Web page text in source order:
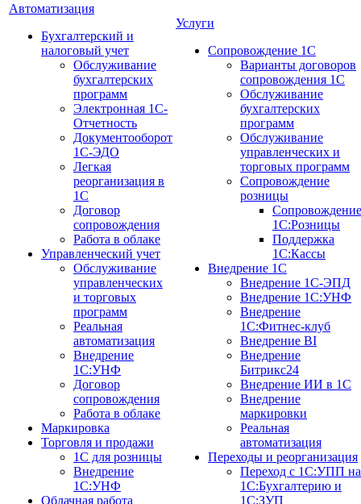
Автоматизация
Бухгалтерский и
налоговый учет
Обслуживание
бухгалтерских
программ
Электронная 1С-
Отчетность
Документооборот
1С-ЭДО
Легкая
реорганизация в
1С
Договор
сопровождения
Работа в облаке
Управленческий учет
Обслуживание
управленческих
и торговых
программ
Реальная
автоматизация
Внедрение
1С:УНФ
Договор
сопровождения
Работа в облаке
Маркировка
Торговля и продажи
1С для розницы
Внедрение
1С:УНФ
Облачная работа
Услуги
Сопровождение 1С
Варианты договоров
сопровождения 1С
Обслуживание
бухгалтерских
программ
Обслуживание
управленческих и
торговых программ
Сопровождение
розницы
Сопровождение
1С:Розницы
Поддержка
1С:Кассы
Внедрение 1С
Внедрение 1С-ЭПД
Внедрение 1С:УНФ
Внедрение
1С:Фитнес-клуб
Внедрение BI
Внедрение
Битрикс24
Внедрение ИИ в 1С
Внедрение
маркировки
Реальная
автоматизация
Переходы и реорганизация
Переход с 1С:УПП на
1С:Бухгалтерию и
1С:ЗУП